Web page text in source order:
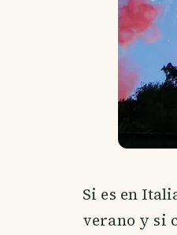
Si es en
verano y si